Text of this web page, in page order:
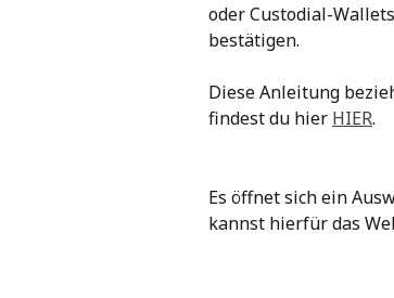
oder Custodial-
bestätigen.
Diese Anleitung
findest du hier HIER.
Es öffnet sich ein
kannst hierfür das